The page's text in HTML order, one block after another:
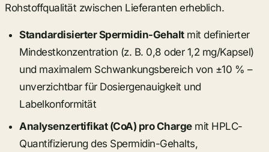
Rohstoffqualität zwischen Lieferanten erheblich.
Standardisierter Spermidin-Gehaltmit definierter
Mindestkonzentration (z. B. 0,8 oder 1,2 mg/Kapsel)
und maximalem Schwankungsbereich von ±10 % –
unverzichtbar für Dosiergenauigkeit und
Labelkonformität
Analysenzertifikat (CoA) pro Chargemit HPLC-
Quantifizierung des Spermidin-Gehalts,